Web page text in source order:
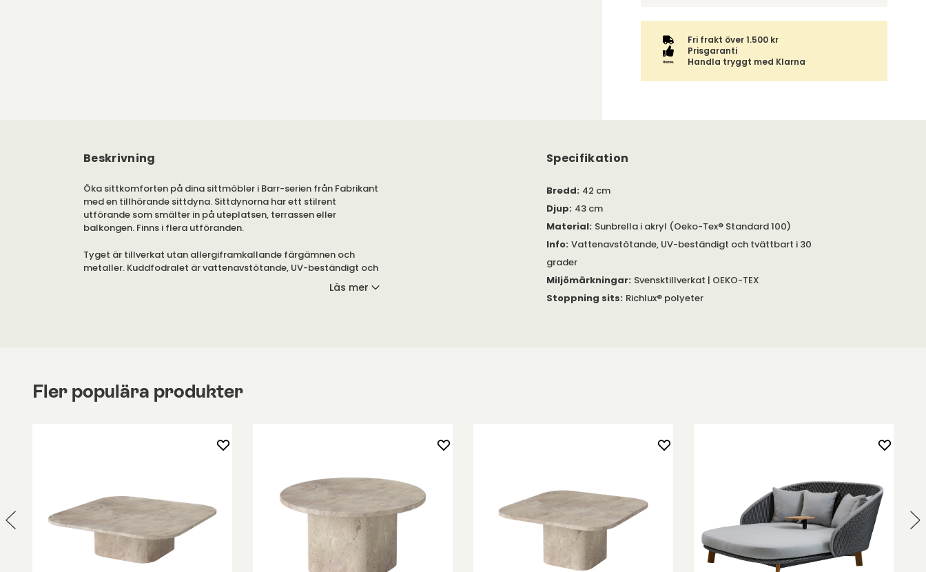
Fri frakt över 1.500 kr
Prisgaranti
Handla tryggt med Klarna
Beskrivning
Öka sittkomforten på dina sittmöbler i Barr-serien från Fabrikant
med en tillhörande sittdyna. Sittdynorna har ett stilrent
utförande som smälter in på uteplatsen, terrassen eller
balkongen. Finns i flera utföranden.
Tyget är tillverkat utan allergiframkallande färgämnen och
metaller. Kuddfodralet är vattenavstötande, UV-beständigt och
Läs mer
Specifikation
Bredd: 42 cm
Djup: 43 cm
Material: Sunbrella i akryl (Oeko-Tex® Standard 100)
Info: Vattenavstötande, UV-beständigt och tvättbart i 30
grader
Miljömärkningar: Svensktillverkat | OEKO-TEX
Stoppning sits: Richlux® polyeter
Fler populära produkter